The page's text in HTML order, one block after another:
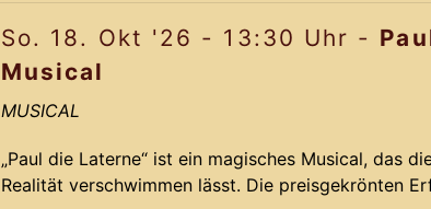
Pa
So. 18. Okt '26 - 13:30 Uhr -
Musical
MUSICAL
„Paul die Laterne“ ist ein magisches Musical, das
Realität verschwimmen lässt. Die preisgekrönten